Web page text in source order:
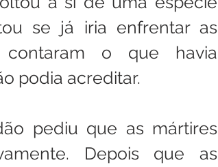
se já iria enfrentar as
o que havia
podia acreditar.
pediu que as mártires
Depois que as